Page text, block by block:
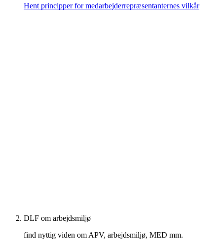
Hent principper for medarbejderrepræsentanternes vilkår
DLF om arbejdsmiljø
find nyttig viden om APV, arbejdsmiljø, MED mm.